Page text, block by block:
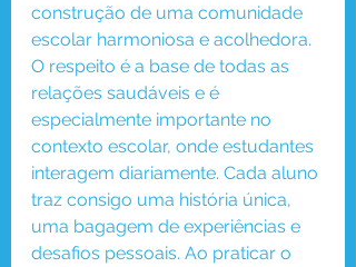
construção de uma comunidade
escolar harmoniosa e acolhedora.
O respeito é a base de todas as
relações saudáveis e é
especialmente importante no
contexto escolar, onde estudantes
interagem diariamente. Cada aluno
traz consigo uma história única,
uma bagagem de experiências e
desafios pessoais. Ao praticar o